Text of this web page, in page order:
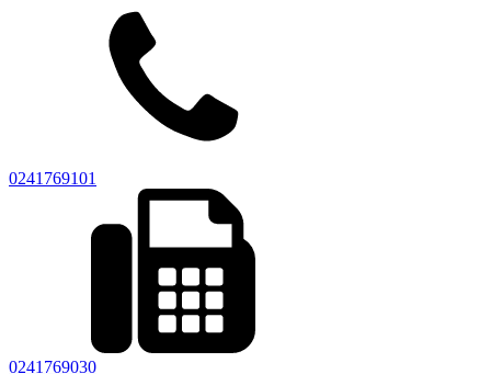
0241769101
0241769030